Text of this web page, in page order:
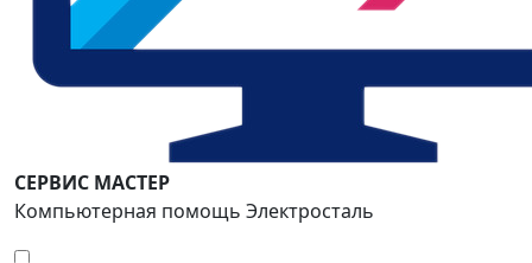
СЕРВИС МАСТЕР
Компьютерная помощь Электросталь